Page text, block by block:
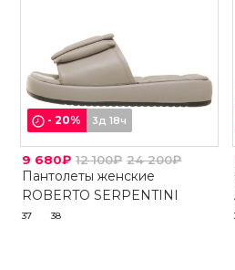
-20% 3д 18ч
9 680₽ 12 100₽ 24 200₽
Пантолеты женские
ROBERTO SERPENTINI
37 38